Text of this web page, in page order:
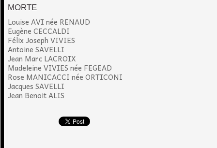
MORTE
Louise AVI née RENAUD
Eugène CECCALDI
Félix Joseph VIVIES
Antoine SAVELLI
Jean Marc LACROIX
Madeleine VIVIES née FEGEAD
Rose MANICACCI née ORTICONI
Jacques SAVELLI
Jean Benoit ALIS